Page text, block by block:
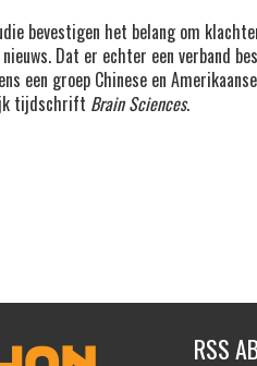
bevestigen het belang om
Dat er echter een verband
een groep Chinese en
tijdschrift Brain Sciences.
RSS